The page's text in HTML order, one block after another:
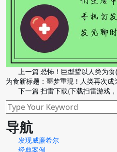
上一篇 恐怖！巨型鹫以人类为
为食新标题：噩梦重现！人类再次成
下一篇 扫雷下载(下载扫雷游戏
导航
发现威廉希尔